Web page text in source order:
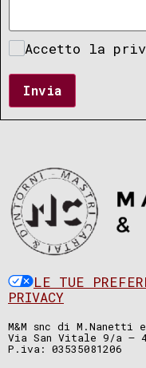
Accetto la
Invia
LE TUE
PRIVACY
M&M snc di M.Nanetti
Via San Vitale 9/a –
P.iva: 03535081206